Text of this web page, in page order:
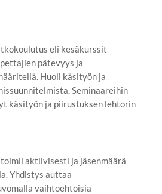
eli kesäkurssit
pätevyys ja
Huoli käsityön ja
Seminaareihin
käsityön ja piirustuksen lehtorin
aktiivisesti ja jäsenmäärä
Yhdistys auttaa
vaihtoehtoisia